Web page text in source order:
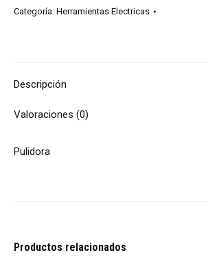
Categoría: Herramientas Electricas
Descripción
Valoraciones (0)
Pulidora
Productos relacionados